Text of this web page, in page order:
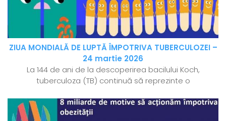
ZIUA MONDIALĂ DE LUPTĂ ÎMPOTRIVA TUBERCULOZEI –
24 martie 2026
La 144 de ani de la descoperirea bacilului Koch,
tuberculoza (TB) continuă să reprezinte o